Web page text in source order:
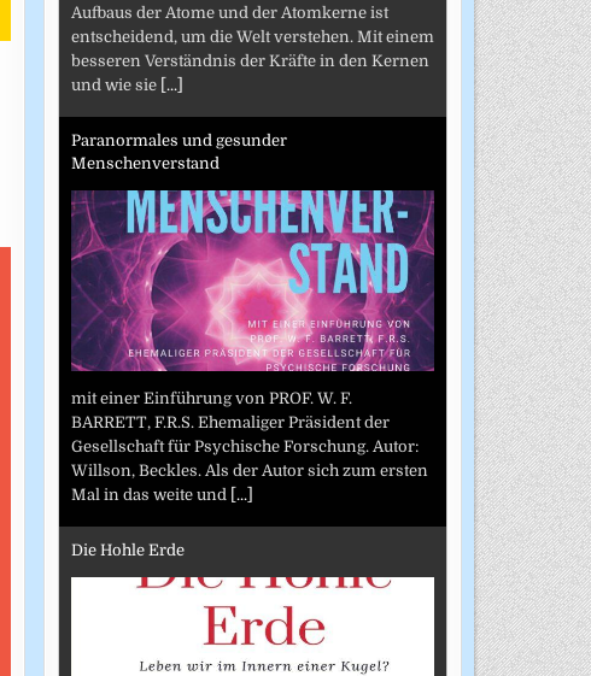
Aufbaus der Atome und der Atomkerne ist
entscheidend, um die Welt verstehen. Mit einem
besseren Verständnis der Kräfte in den Kernen
und wie sie [...]
Paranormales und gesunder
Menschenverstand
mit einer Einführung von PROF. W. F.
BARRETT, F.R.S. Ehemaliger Präsident der
Gesellschaft für Psychische Forschung. Autor:
Willson, Beckles. Als der Autor sich zum ersten
Mal in das weite und [...]
Die Hohle Erde